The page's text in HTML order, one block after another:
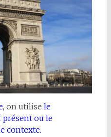
, on utilise le
ou le
contexte.